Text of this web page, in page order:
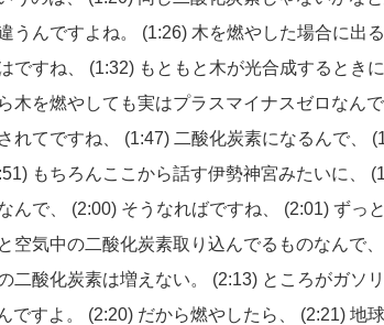
うんですよね。 (1:26) 木を燃やした場合に出
ですね、 (1:32) もともと木が光合成するときに
木を燃やしても実はプラスマイナスゼロなんで
れてですね、 (1:47) 二酸化炭素になるんで、
もちろんここから話す伊勢神宮みたいに、
んで、 (2:00) そうなればですね、 (2:01) ずっ
空気中の二酸化炭素取り込んでるものなんで、
二酸化炭素は増えない。 (2:13) ところがガソ
ですよ。
(2:20) だから燃やしたら、 (2:21) 地